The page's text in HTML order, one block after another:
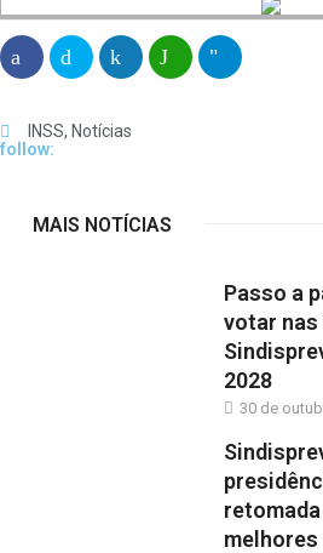
INSS, Notícias
follow:
MAIS NOTÍCIAS
Passo a
votar nas
2028
30 de